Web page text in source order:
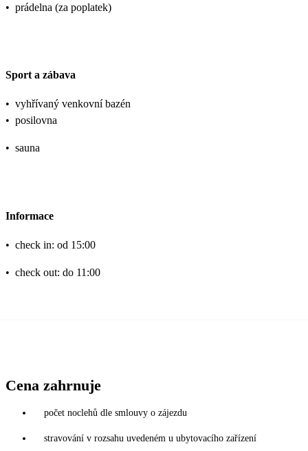
• prádelna (za poplatek)
Sport a zábava
• vyhřívaný venkovní bazén
• posilovna
• sauna
Informace
• check in: od 15:00
• check out: do 11:00
Cena zahrnuje
počet noclehů dle smlouvy o zájezdu
stravování v rozsahu uvedeném u ubytovacího zařízení